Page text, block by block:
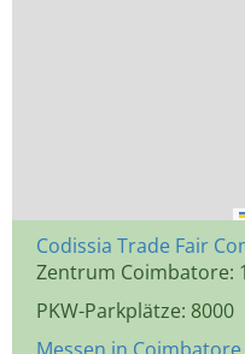
Codissia Trade Fair
Zentrum Coimbatore:
PKW-Parkplätze: 8000